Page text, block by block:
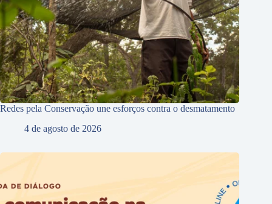
Redes pela Conservação une esforços contra o desmatamento
4 de agosto de 2026